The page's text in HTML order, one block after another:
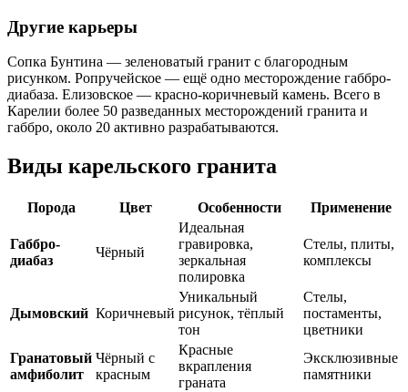
Другие карьеры
Сопка Бунтина — зеленоватый гранит с благородным
рисунком. Ропручейское — ещё одно месторождение габбро-
диабаза. Елизовское — красно-коричневый камень. Всего в
Карелии более 50 разведанных месторождений гранита и
габбро, около 20 активно разрабатываются.
Виды карельского гранита
Порода Цвет Особенности Применение
Габбро-
диабаз
Чёрный
Идеальная
гравировка,
зеркальная
полировка
Стелы, плиты,
комплексы
Дымовский Коричневый
Уникальный
рисунок, тёплый
тон
Стелы,
постаменты,
цветники
Гранатовый
амфиболит
Чёрный с
красным
Красные
вкрапления
граната
Эксклюзивные
памятники